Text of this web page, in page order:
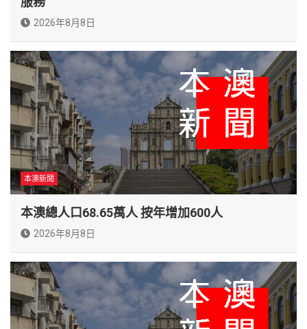
2026年8月8日
本澳新聞
本澳總人口68.65萬人 按年增加600人
2026年8月8日